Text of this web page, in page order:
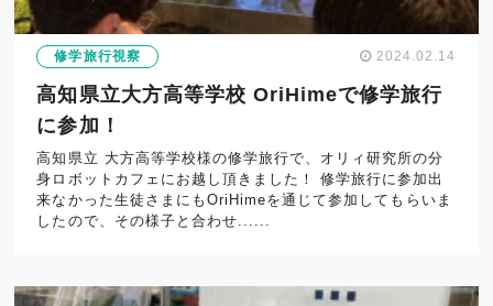
修学旅行視察 2024.02.14
高知県立大方高等学校 OriHimeで修学旅行
に参加！
高知県立 大方高等学校様の修学旅行で、オリィ研究所の分
身ロボットカフェにお越し頂きました！ 修学旅行に参加出
来なかった生徒さまにもOriHimeを通じて参加してもらいま
したので、その様子と合わせ......